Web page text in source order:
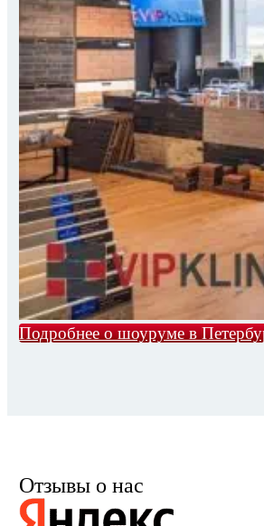
Подробнее о шоуруме в
Отзывы о нас